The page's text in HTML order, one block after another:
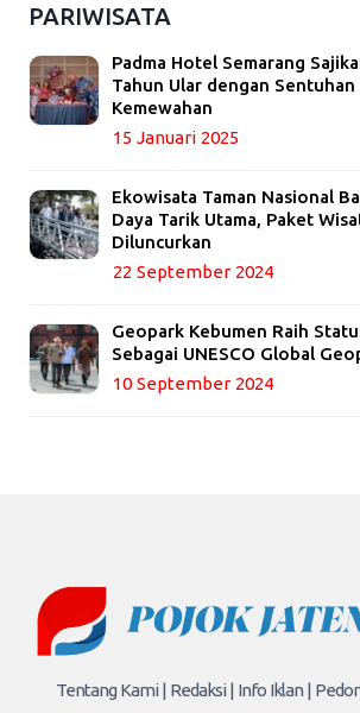
PARIWISATA
Padma Hotel Semarang
Tahun Ular dengan Sentuhan
Kemewahan
15 Januari 2025
Ekowisata Taman Nasional
Daya Tarik Utama, Paket
Diluncurkan
22 September 2024
Geopark Kebumen Raih
Sebagai UNESCO Global
10 September 2024
Tentang Kami | Redaksi | Info Iklan |